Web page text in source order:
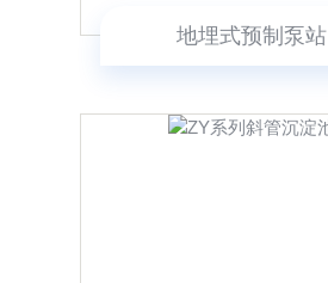
地埋式预制泵站